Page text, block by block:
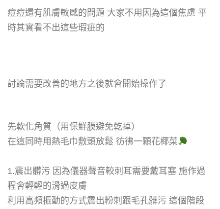
痘痘還有肌膚敏感的問題 大家不用因為這個焦慮 平
時其實看不出這些瑕疵的
討論需要改善的地方之後就會開始操作了
先軟化角質（用保鮮膜避免乾掉）
在這同時用熱毛巾敷頭放鬆 彷彿一顆花椰菜
1.震出髒污 因為儀器聲音較刺耳需要戴耳塞 施作過
程會輕輕的滑過皮膚
利用高頻振動的方式震出粉刺跟毛孔髒污 這個階段